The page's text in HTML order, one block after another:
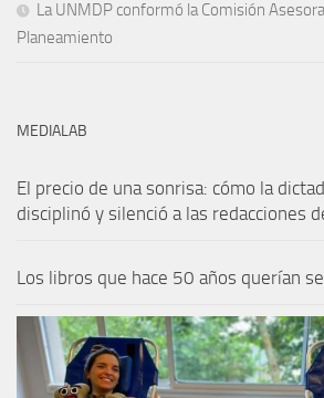
La UNMDP conformó la Comisión
Planeamiento
MEDIALAB
El precio de una sonrisa: cómo la
disciplinó y silenció a las redacciones
Los libros que hace 50 años querían